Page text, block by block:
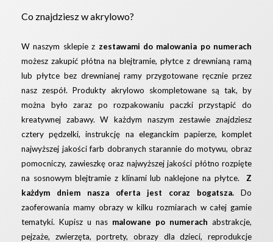
Co znajdziesz w akrylowo?
W naszym sklepie z zestawami do malowania po numerach
możesz zakupić płótna na blejtramie, płytce z drewnianą ramą
lub płytce bez drewnianej ramy przygotowane ręcznie przez
nasz zespół. Produkty akrylowo skompletowane są tak, by
można było zaraz po rozpakowaniu paczki przystąpić do
kreatywnej zabawy. W każdym naszym zestawie znajdziesz
cztery pędzelki, instrukcję na eleganckim papierze, komplet
najwyższej jakości farb dobranych starannie do motywu, obraz
pomocniczy, zawieszkę oraz najwyższej jakości płótno rozpięte
na sosnowym blejtramie z klinami lub naklejone na płytce. Z
każdym dniem nasza oferta jest coraz bogatsza. Do
zaoferowania mamy obrazy w kilku rozmiarach w całej gamie
tematyki. Kupisz u nas malowane po numerach abstrakcje,
pejzaże, zwierzęta, portrety, obrazy dla dzieci, reprodukcje